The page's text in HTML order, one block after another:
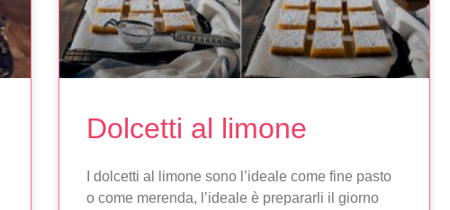
Dolcetti al limone
I dolcetti al limone sono l’ideale come fine pasto
o come merenda, l’ideale è prepararli il giorno